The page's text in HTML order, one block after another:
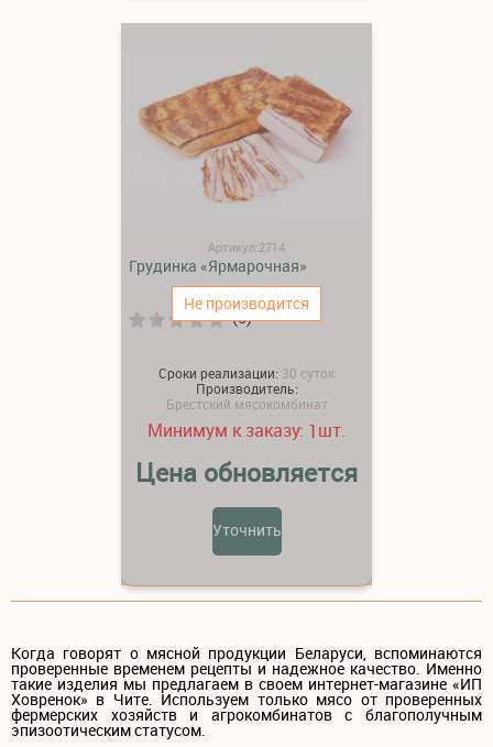
Не производится
Артикул:2714
Грудинка «Ярмарочная»
(0)
Сроки реализации: 30 суток
Производитель:
Брестский мясокомбинат
Минимум к заказу: 1шт.
Цена обновляется
Уточнить
Когда говорят о мясной продукции Беларуси, вспоминаются
проверенные временем рецепты и надежное качество. Именно
такие изделия мы предлагаем в своем интернет-магазине «ИП
Ховренок» в Чите. Используем только мясо от проверенных
фермерских хозяйств и агрокомбинатов с благополучным
эпизоотическим статусом.